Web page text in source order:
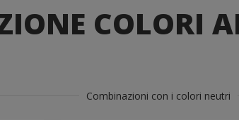
COLORI
Combinazioni con i colori neutri